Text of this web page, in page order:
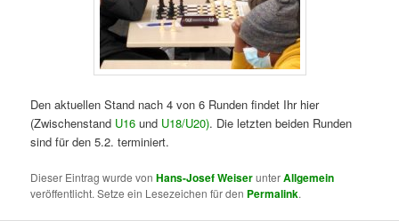
Den aktuellen Stand nach 4 von 6 Runden findet Ihr hier
(Zwischenstand U16 und U18/U20). Die letzten beiden Runden
sind für den 5.2. terminiert.
Dieser Eintrag wurde vonHans-Josef WeiserunterAllgemein
veröffentlicht. Setze ein Lesezeichen für den Permalink.